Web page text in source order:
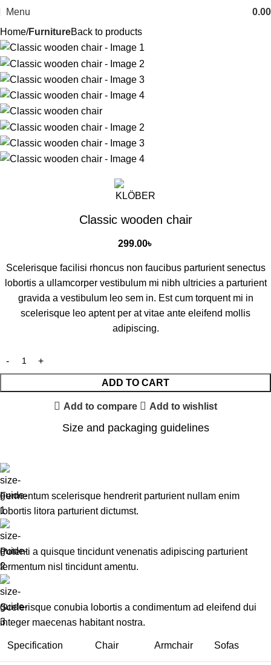
Menu
0.00
Home FurnitureBack to products
Classic wooden chair
299.00৳
Scelerisque facilisi rhoncus non faucibus parturient senectus
lobortis a ullamcorper vestibulum mi nibh ultricies a parturient
gravida a vestibulum leo sem in. Est cum torquent mi in
scelerisque leo aptent per at vitae ante eleifend mollis
adipiscing.
ADD TO CART
Add to compare Add to wishlist
Size and packaging guidelines
Fermentum scelerisque hendrerit parturient nullam enim
lobortis litora parturient dictumst.
Potenti a quisque tincidunt venenatis adipiscing parturient
fermentum nisl tinciduntamentu.
Scelerisque conubia lobortis a condimentum ad eleifend dui
integer maecenas habitant nostra.
Specification Chair Armchair Sofas